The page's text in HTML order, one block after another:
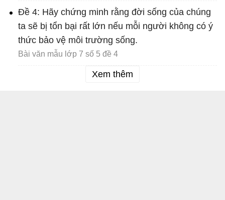
Đề 4: Hãy chứng minh rằng đời sống của chúng
ta sẽ bị tổn bại rất lớn nếu mỗi người không có ý
thức bảo vệ môi trường sống.
Bài văn mẫu lớp 7 số 5 đề 4
Xem thêm